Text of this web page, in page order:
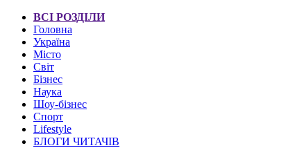
ВСІ РОЗДІЛИ
Головна
Україна
Місто
Світ
Бізнес
Наука
Шоу-бізнес
Спорт
Lifestyle
БЛОГИ ЧИТАЧІВ